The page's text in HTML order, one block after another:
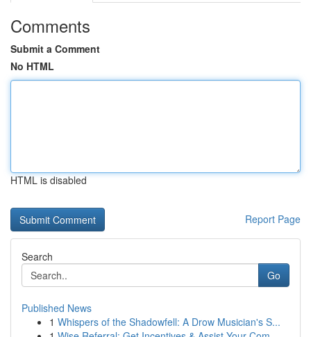
Comments
Submit a Comment
No HTML
HTML is disabled
Report Page
Search
Go
Published News
1 Whispers of the Shadowfell: A Drow Musician's S...